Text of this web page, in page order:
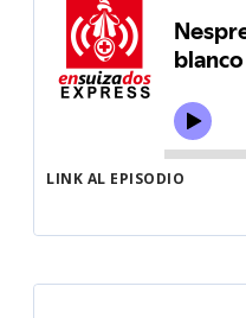
LINK AL EPISODIO